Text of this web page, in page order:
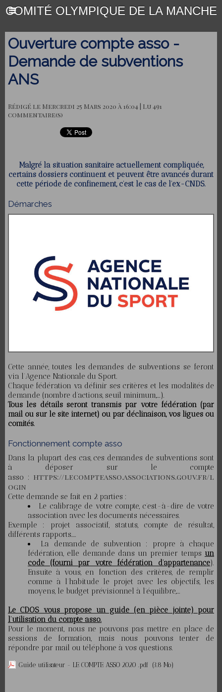
COMITÉ OLYMPIQUE DE LA MANCHE
Ouverture compte asso -
Demande de subventions
ANS
Rédigé le Mercredi 25 Mars 2020 à 16:04 | Lu 491
commentaire(s)
Malgré la situation sanitaire actuellement compliquée,
certains dossiers continuent et peuvent être avancés durant
cette période de confinement, c’est le cas de l’ex-CNDS.
Démarches
Cette année, toutes les demandes de subventions se feront
via l’Agence Nationale du Sport.
Chaque fédération va définir ses critères et les modalités de
demande (nombre d’actions, seuil minimum,….).
Tous les détails seront transmis par votre fédération (par
mail ou sur le site internet) ou par déclinaison, vos ligues ou
comités.
Fonctionnement compte asso
Dans la plupart des cas, ces demandes de subventions sont
à déposer sur le compte
asso : https://lecompteasso.associations.gouv.fr/l
ogin
Cette demande se fait en 2 parties :
Le calibrage de votre compte, c’est-à-dire de votre
association avec les documents nécessaires.
Exemple : projet associatif, statuts, compte de résultat,
différents rapports…..
La demande de subvention : propre à chaque
fédération, elle demande dans un premier temps un
code (fourni par votre fédération d’appartenance).
Ensuite à vous, en fonction des critères, de remplir
comme à l’habitude le projet avec les objectifs, les
moyens, le budget prévisionnel à l’équilibre,….
Le CDOS vous propose un guide (en pièce jointe) pour
l’utilisation du compte asso.
Pour le moment, nous ne pouvons pas mettre en place de
sessions de formation, mais nous pouvons tenter de
répondre par mail ou téléphone à vos questions.
Guide utilisateur - LE COMPTE ASSO 2020 .pdf (3.8 Mo)